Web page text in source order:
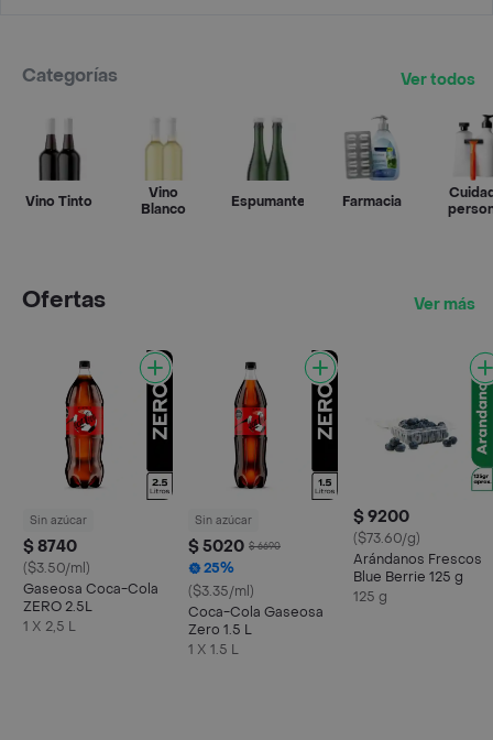
Categorías Ver todos
Vino Tinto
Vino
Blanco
Espumantes Farmacia
Ofertas Ver más
Sin azúcar
$ 8740
($3.50/ml)
Gaseosa Coca-Cola
ZERO 2.5L
1 X 2,5 L
Sin azúcar
$ 5020 $ 6690
25%
($3.35/ml)
Coca-Cola Gaseosa
Zero 1.5 L
1 X 1.5 L
$ 9200
($73.60/g)
Arándanos Frescos
Blue Berrie 125 g
125 g